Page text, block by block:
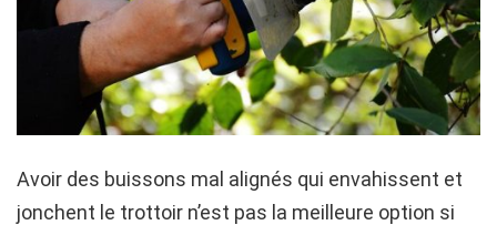
Avoir des buissons mal alignés qui envahissent et
jonchent le trottoir n’est pas la meilleure option si